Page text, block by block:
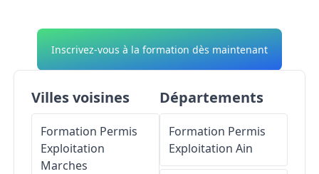
Inscrivez-vous à la formation dès maintenant
Villes voisines
Formation Permis
Exploitation
Marches
Départements
Formation Permis
Exploitation Ain